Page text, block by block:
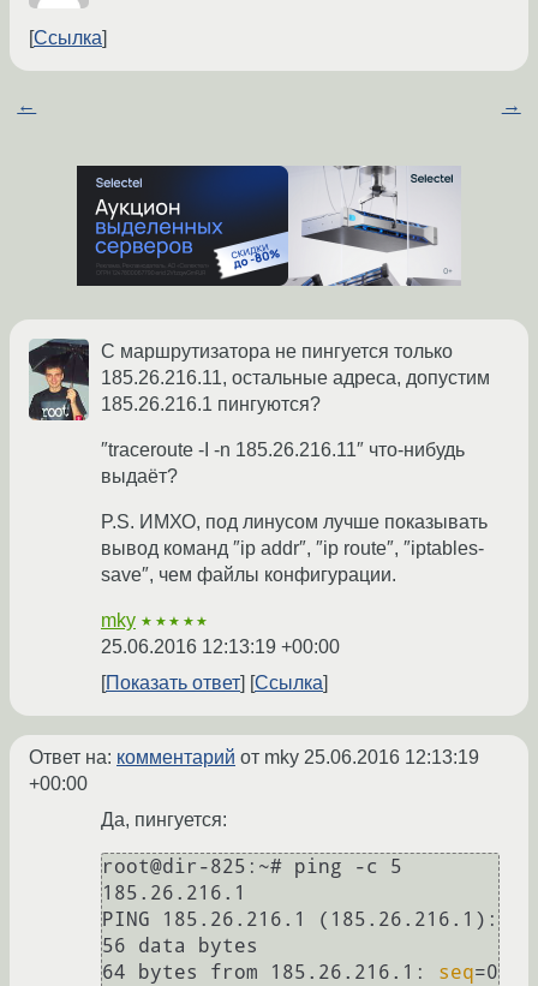
Ссылка
← →
С маршрутизатора не пингуется только
185.26.216.11, остальные адреса, допустим
185.26.216.1 пингуются?
″traceroute -I -n 185.26.216.11″ что-нибудь
выдаёт?
P.S. ИМХО, под линусом лучше показывать
вывод команд ″ip addr″, ″ip route″, ″iptables-
save″, чем файлы конфигурации.
mky ★★★★★
25.06.2016 12:13:19 +00:00
Показать ответ
Ссылка
Ответ на: комментарий от mky 25.06.2016 12:13:19
+00:00
Да, пингуется:
root@dir-825:~# ping -c 5
185.26.216.1
PING 185.26.216.1 (185.26.216.1):
56 data bytes
64 bytes from 185.26.216.1: seq=0